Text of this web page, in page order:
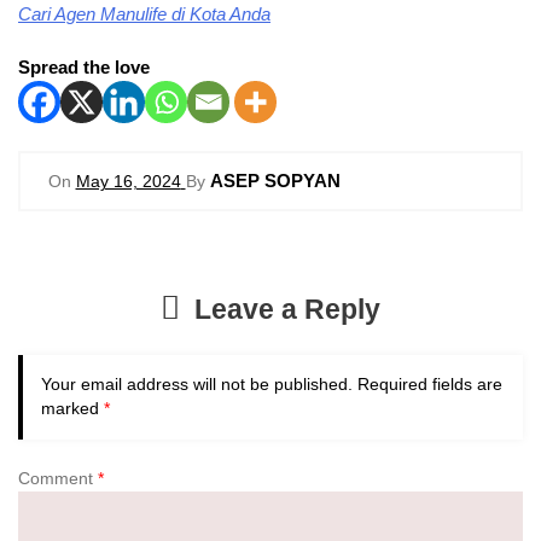
Cari Agen Manulife di Kota Anda
Spread the love
On May 16, 2024 By ASEP SOPYAN
Leave a Reply
Your email address will not be published. Required fields are
marked *
Comment *